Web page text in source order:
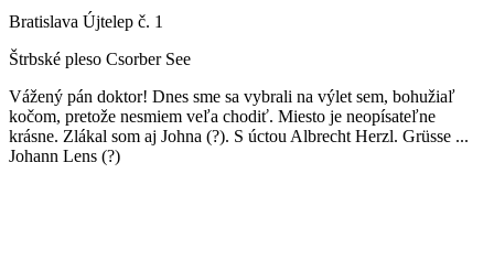
Bratislava Újtelep č. 1
Štrbské pleso Csorber See
Vážený pán doktor! Dnes sme sa vybrali na výlet sem, bohužiaľ
kočom, pretože nesmiem veľa chodiť. Miesto je neopísateľne
krásne. Zlákal som aj Johna (?). S úctou Albrecht Herzl. Grüsse ...
Johann Lens (?)